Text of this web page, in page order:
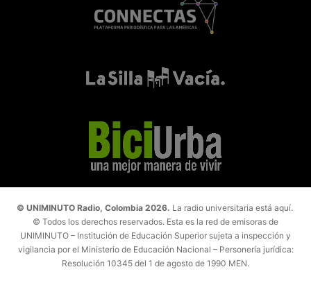
© UNIMINUTO Radio, Colombia 2026. La radio universitaria está aquí.
© Todos los derechos reservados. Esta es la red de emisoras de
UNIMINUTO – Institución de Educación Superior sujeta a inspección y
vigilancia por el Ministerio de Educación Nacional – Personería jurídica:
Resolución 10345 del 1 de agosto de 1990 MEN.